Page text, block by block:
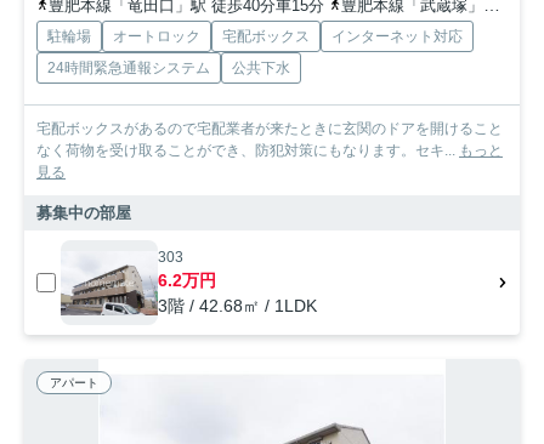
豊肥本線「竜田口」駅 徒歩40分車15分 豊肥本線「武蔵塚」駅 徒歩44分車17分
駐輪場 オートロック 宅配ボックス
インターネット対応
24時間緊急通報システム
公共下水
宅配ボックスがあるので宅配業者が来たときに玄関のドアを開けること
なく荷物を受け取ることができ、防犯対策にもなります。セキ... もっと
見る
募集中の部屋
303
6.2万円
3階 / 42.68㎡ / 1LDK
アパート